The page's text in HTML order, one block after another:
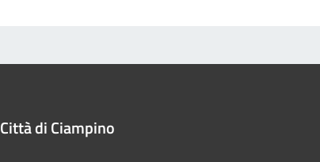
Città di Ciampino